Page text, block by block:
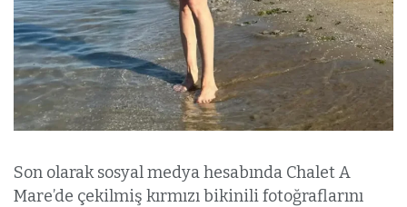
Son olarak sosyal medya hesabında Chalet A
Mare’de çekilmiş kırmızı bikinili fotoğraflarını